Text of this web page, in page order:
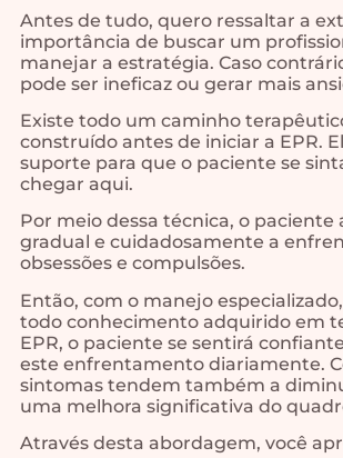
Antes de tudo, quero ressaltar a
importância de buscar um
manejar a estratégia. Caso
pode ser ineficaz ou gerar mais
Existe todo um caminho
construído antes de iniciar a EPR.
suporte para que o paciente se
chegar aqui.
Por meio dessa técnica, o paciente
gradual e cuidadosamente a
obsessões e compulsões.
Então, com o manejo
todo conhecimento adquirido em
EPR, o paciente se sentirá
este enfrentamento diariamente.
sintomas tendem também a
uma melhora significativa do
Através desta abordagem, você